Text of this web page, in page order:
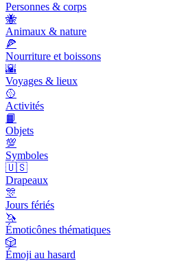
Personnes & corps
🐝
Animaux & nature
🍕
Nourriture et boissons
🌇
Voyages & lieux
🥎
Activités
📙
Objets
💯
Symboles
🇺🇸
Drapeaux
🎊
Jours fériés
🦄
Émoticônes thématiques
🎲
Émoji au hasard